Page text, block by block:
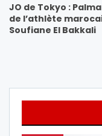
JO de Tokyo :
de l’athlète
Soufiane El Bakkali